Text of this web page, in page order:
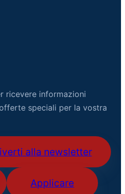
ricevere informazioni
speciali per la vostra
alla newsletter
Applicare